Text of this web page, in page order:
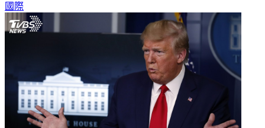
國際